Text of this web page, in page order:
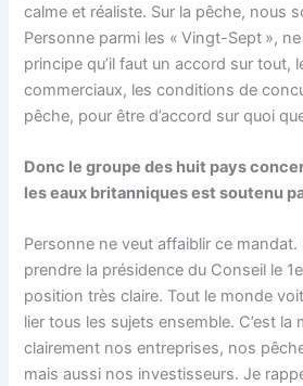
calme et réaliste. Sur la pêche, nous
Personne parmi les « Vingt-Sept »,
principe qu’il faut un accord sur tout,
commerciaux, les conditions de
pêche, pour être d’accord sur quoi
Donc le groupe des huit pays
les eaux britanniques est soutenu
Personne ne veut affaiblir ce mandat.
prendre la présidence du Conseil le
position très claire. Tout le monde
lier tous les sujets ensemble. C’est la
clairement nos entreprises, nos
mais aussi nos investisseurs. Je